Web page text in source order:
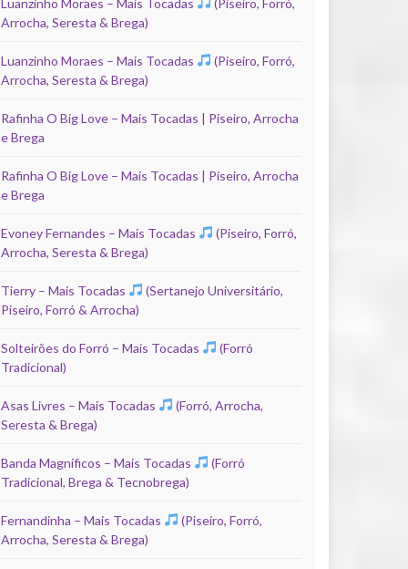
Luanzinho Moraes – Mais Tocadas
(Piseiro, Forró,
Arrocha, Seresta & Brega)
Luanzinho Moraes – Mais Tocadas
(Piseiro, Forró,
Arrocha, Seresta & Brega)
Rafinha O Big Love – Mais Tocadas | Piseiro, Arrocha
e Brega
Rafinha O Big Love – Mais Tocadas | Piseiro, Arrocha
e Brega
Evoney Fernandes – Mais Tocadas
(Piseiro, Forró,
Arrocha, Seresta & Brega)
Tierry – Mais Tocadas
(Sertanejo Universitário,
Piseiro, Forró & Arrocha)
Solteirões do Forró – Mais Tocadas
(Forró
Tradicional)
Asas Livres – Mais Tocadas
(Forró, Arrocha,
Seresta & Brega)
Banda Magníficos – Mais Tocadas
(Forró
Tradicional, Brega & Tecnobrega)
Fernandinha – Mais Tocadas
(Piseiro, Forró,
Arrocha, Seresta & Brega)